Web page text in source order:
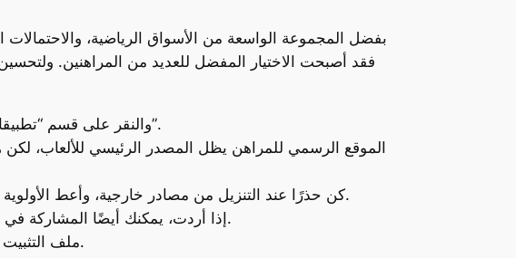
فقد أصبحت الاختيار المفضل للعديد من المراهنين.
لتنزيل التطبيق لنظام Android، يمكن للمستخدمين زيارة موقع 1xBet والنقر على قسم “تطبيقات الهاتف المحمول”.
الموقع الرسمي للمراهن يظل المصدر الرئيسي للألعاب، لكن
كن حذرًا عند التنزيل من مصادر خارجية، وأعط الأولوية لسلامة جهازك من خلال الحفاظ على تحديثه واستخدام برامج مكافحة الفيروسات الموثوقة.
إذا أردت، يمكنك أيضًا المشاركة في البطولات التنافسية بجوائز تصل إلى عشرات الآلاف، مئات الآلاف، أو حتى ملايين الدولارات.
ملف التثبيت متاح على الصفحة الرئيسية، حيث يمكن تحميله وتثبيته على الهاتف الذكي أو الجهاز اللوحي.